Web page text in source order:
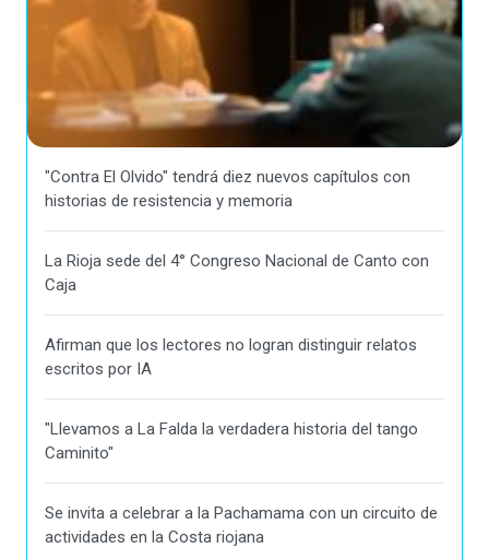
"Contra El Olvido" tendrá diez nuevos capítulos con
historias de resistencia y memoria
La Rioja sede del 4° Congreso Nacional de Canto con
Caja
Afirman que los lectores no logran distinguir relatos
escritos por IA
"Llevamos a La Falda la verdadera historia del tango
Caminito"
Se invita a celebrar a la Pachamama con un circuito de
actividades en la Costa riojana